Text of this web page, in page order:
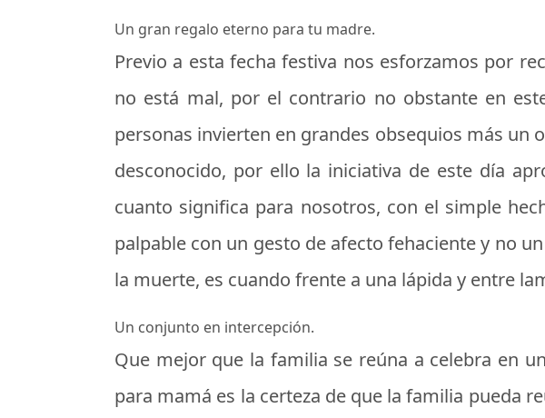
Un gran regalo eterno para tu madre.
Previo a esta fecha festiva nos esforzamos por
no está mal, por el contrario no obstante en
personas invierten en grandes obsequios más un
desconocido, por ello la iniciativa de este día
cuanto significa para nosotros, con el simple
palpable con un gesto de afecto fehaciente y no
la muerte, es cuando frente a una lápida y entre
Un conjunto en intercepción.
Que mejor que la familia se reúna a celebra en
para mamá es la certeza de que la familia pueda